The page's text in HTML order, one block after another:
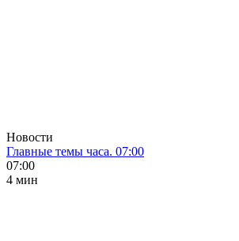
Новости
Главные темы часа. 07:00
07:00
4 мин